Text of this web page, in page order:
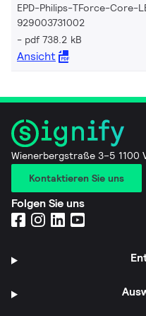
EPD-Philips-TForce-Core-
929003731002
pdf 738.2 kB
Ansicht
Wienerbergstraße 3–5 1100
Kontaktieren Sie uns
Folgen Sie uns